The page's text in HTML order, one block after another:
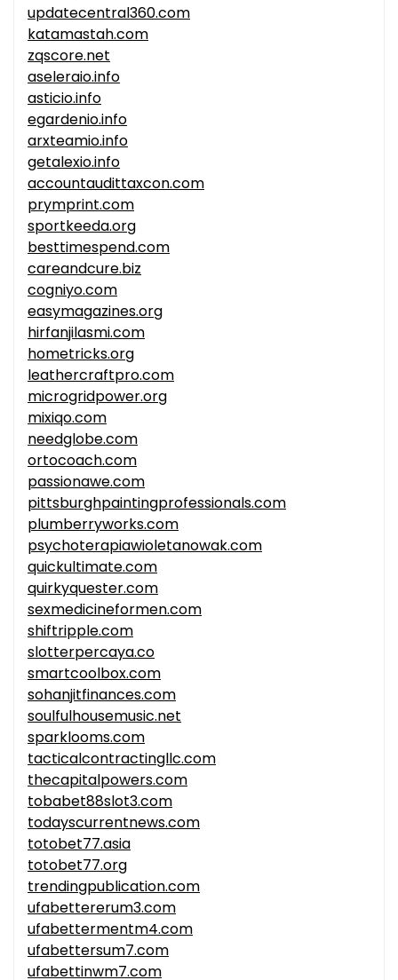
updatecentral360.com
katamastah.com
zqscore.net
aseleraio.info
asticio.info
egardenio.info
arxteamio.info
getalexio.info
accountaudittaxcon.com
prymprint.com
sportkeeda.org
besttimespend.com
careandcure.biz
cogniyo.com
easymagazines.org
hirfanjilasmi.com
hometricks.org
leathercraftpro.com
microgridpower.org
mixiqo.com
needglobe.com
ortocoach.com
passionawe.com
pittsburghpaintingprofessionals.com
plumberryworks.com
psychoterapiawioletanowak.com
quickultimate.com
quirkyquester.com
sexmedicineformen.com
shiftripple.com
slotterpercaya.co
smartcoolbox.com
sohanjitfinances.com
soulfulhousemusic.net
sparklooms.com
tacticalcontractingllc.com
thecapitalpowers.com
tobabet88slot3.com
todayscurrentnews.com
totobet77.asia
totobet77.org
trendingpublication.com
ufabettererum3.com
ufabettermentm4.com
ufabettersum7.com
ufabettinwm7.com